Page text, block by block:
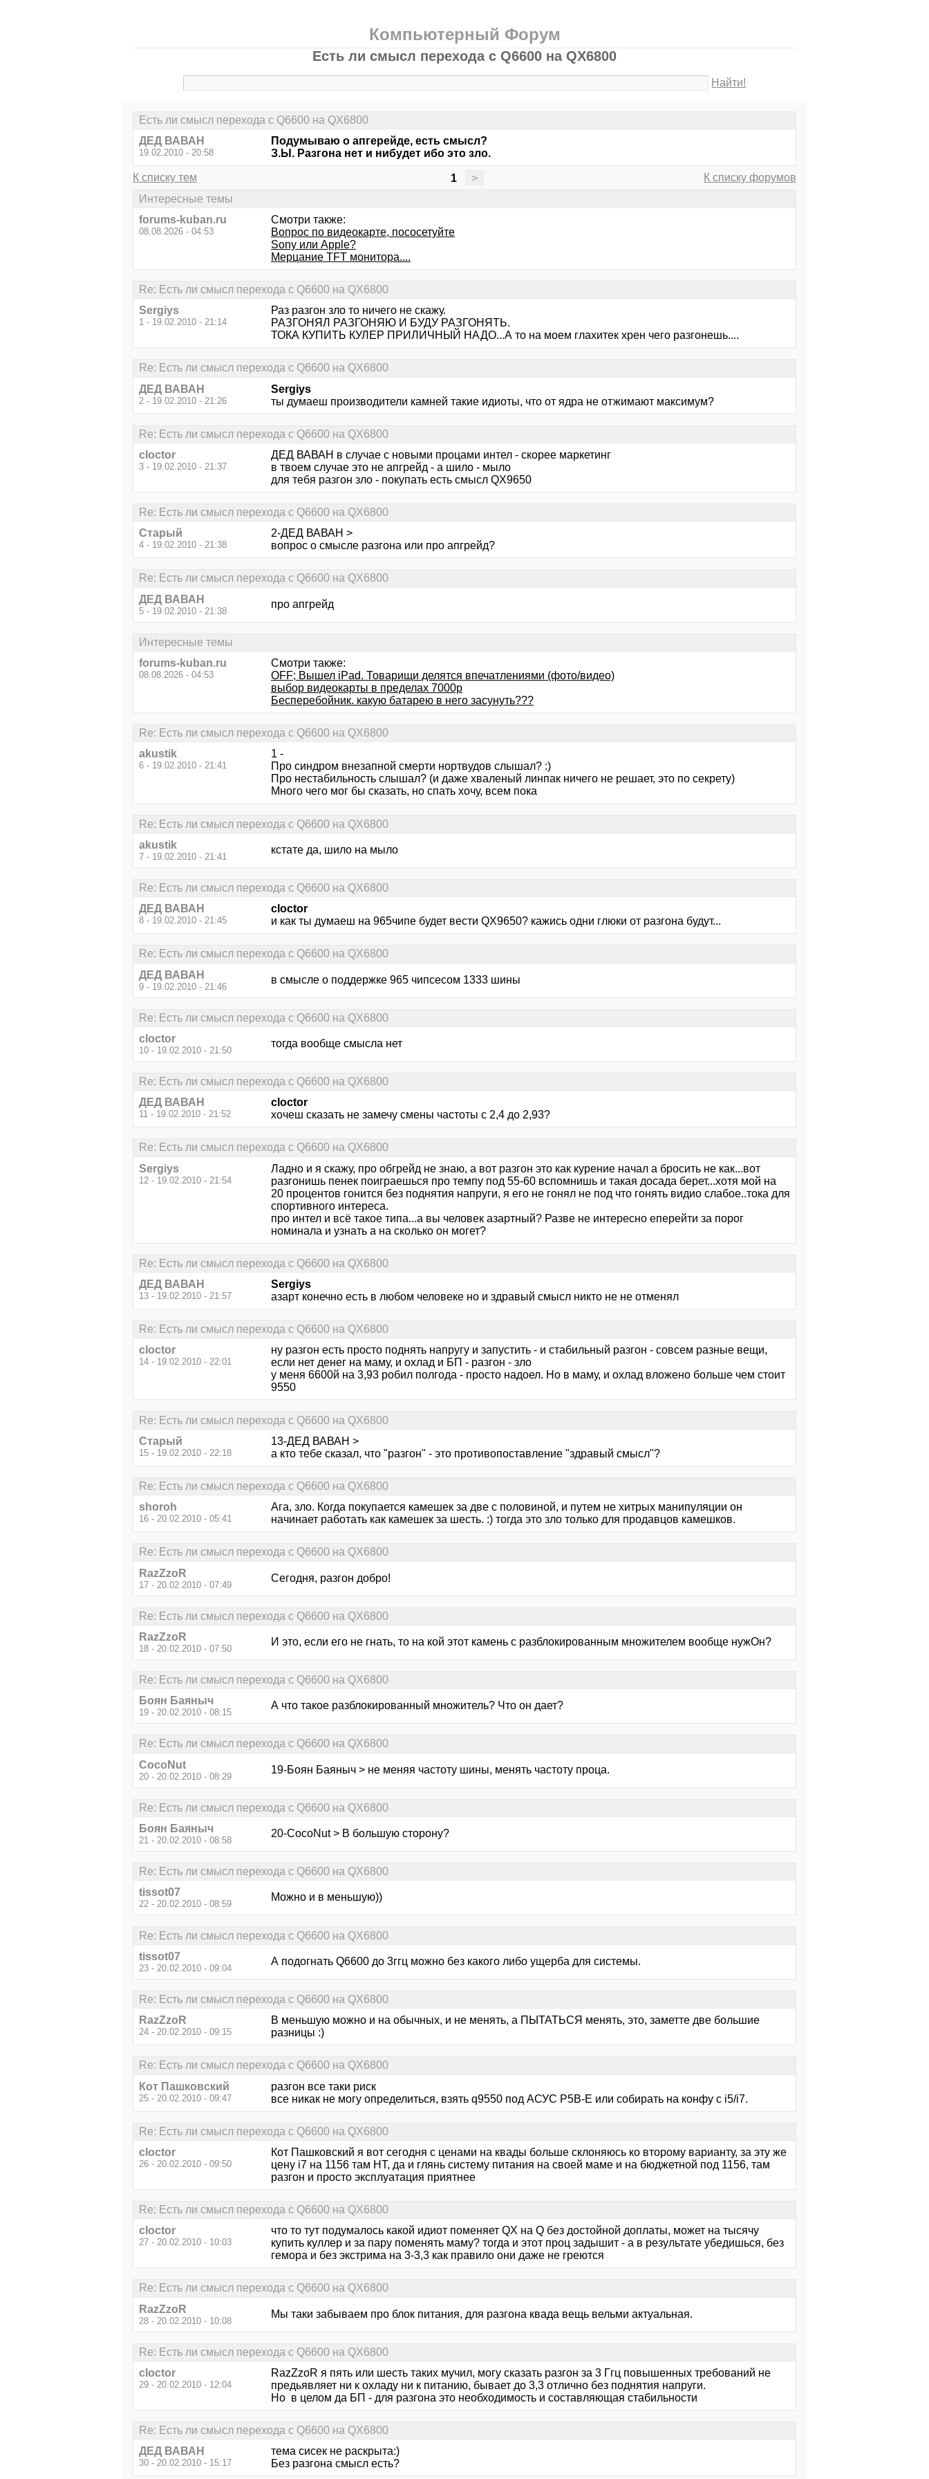
Компьютерный Форум
Есть ли смысл перехода с Q6600 на QX6800
Найти!
Есть ли смысл перехода с Q6600 на QX6800
ДЕД ВАВАН
19.02.2010 - 20:58
Подумываю о апгерейде, есть смысл?
З.Ы. Разгона нет и нибудет ибо это зло.
К списку тем 1 >
К списку форумов
Интересные темы
forums-kuban.ru
08.08.2026 - 04:53
Смотри также:
Вопрос по видеокарте, пососетуйте
Sony или Apple?
Мерцание TFT монитора....
Re: Есть ли смысл перехода с Q6600 на QX6800
Sergiys
1 - 19.02.2010 - 21:14
Раз разгон зло то ничего не скажу.
РАЗГОНЯЛ РАЗГОНЯЮ И БУДУ РАЗГОНЯТЬ.
ТОКА КУПИТЬ КУЛЕР ПРИЛИЧНЫЙ НАДО...А то на моем глахитек хрен чего разгонешь....
Re: Есть ли смысл перехода с Q6600 на QX6800
ДЕД ВАВАН
2 - 19.02.2010 - 21:26
Sergiys
ты думаеш производители камней такие идиоты, что от ядра не отжимают максимум?
Re: Есть ли смысл перехода с Q6600 на QX6800
cloctor
3 - 19.02.2010 - 21:37
ДЕД ВАВАН в случае с новыми процами интел - скорее маркетинг
в твоем случае это не апгрейд - а шило - мыло
для тебя разгон зло - покупать есть смысл QX9650
Re: Есть ли смысл перехода с Q6600 на QX6800
Старый
4 - 19.02.2010 - 21:38
2-ДЕД ВАВАН >
вопрос о смысле разгона или про апгрейд?
Re: Есть ли смысл перехода с Q6600 на QX6800
ДЕД ВАВАН
5 - 19.02.2010 - 21:38
про апгрейд
Интересные темы
forums-kuban.ru
08.08.2026 - 04:53
Смотри также:
OFF; Вышел iPad. Товарищи делятся впечатлениями (фото/видео)
выбор видеокарты в пределах 7000р
Бесперебойник. какую батарею в него засунуть???
Re: Есть ли смысл перехода с Q6600 на QX6800
akustik
6 - 19.02.2010 - 21:41
1 -
Про синдром внезапной смерти нортвудов слышал? :)
Про нестабильность слышал? (и даже хваленый линпак ничего не решает, это по секрету)
Много чего мог бы сказать, но спать хочу, всем пока
Re: Есть ли смысл перехода с Q6600 на QX6800
akustik
7 - 19.02.2010 - 21:41
кстате да, шило на мыло
Re: Есть ли смысл перехода с Q6600 на QX6800
ДЕД ВАВАН
8 - 19.02.2010 - 21:45
cloctor
и как ты думаеш на 965чипе будет вести QX9650? кажись одни глюки от разгона будут...
Re: Есть ли смысл перехода с Q6600 на QX6800
ДЕД ВАВАН
9 - 19.02.2010 - 21:46
в смысле о поддержке 965 чипсесом 1333 шины
Re: Есть ли смысл перехода с Q6600 на QX6800
cloctor
10 - 19.02.2010 - 21:50
тогда вообще смысла нет
Re: Есть ли смысл перехода с Q6600 на QX6800
ДЕД ВАВАН
11 - 19.02.2010 - 21:52
cloctor
хочеш сказать не замечу смены частоты с 2,4 до 2,93?
Re: Есть ли смысл перехода с Q6600 на QX6800
Sergiys
12 - 19.02.2010 - 21:54
Ладно и я скажу, про обгрейд не знаю, а вот разгон это как курение начал а бросить не как...вот
разгонишь пенек поиграешься про темпу под 55-60 вспомнишь и такая досада берет...хотя мой на
20 процентов гонится без поднятия напруги, я его не гонял не под что гонять видио слабое..тока для
спортивного интереса.
про интел и всё такое типа...а вы человек азартный? Разве не интересно еперейти за порог
номинала и узнать а на сколько он могет?
Re: Есть ли смысл перехода с Q6600 на QX6800
ДЕД ВАВАН
13 - 19.02.2010 - 21:57
Sergiys
азарт конечно есть в любом человеке но и здравый смысл никто не не отменял
Re: Есть ли смысл перехода с Q6600 на QX6800
cloctor
14 - 19.02.2010 - 22:01
ну разгон есть просто поднять напругу и запустить - и стабильный разгон - совсем разные вещи,
если нет денег на маму, и охлад и БП - разгон - зло
у меня 6600й на 3,93 робил полгода - просто надоел. Но в маму, и охлад вложено больше чем стоит
9550
Re: Есть ли смысл перехода с Q6600 на QX6800
Старый
15 - 19.02.2010 - 22:18
13-ДЕД ВАВАН >
а кто тебе сказал, что "разгон" - это противопоставление "здравый смысл"?
Re: Есть ли смысл перехода с Q6600 на QX6800
shoroh
16 - 20.02.2010 - 05:41
Ага, зло. Когда покупается камешек за две с половиной, и путем не хитрых манипуляции он
начинает работать как камешек за шесть. :) тогда это зло только для продавцов камешков.
Re: Есть ли смысл перехода с Q6600 на QX6800
RazZzoR
17 - 20.02.2010 - 07:49
Сегодня, разгон добро!
Re: Есть ли смысл перехода с Q6600 на QX6800
RazZzoR
18 - 20.02.2010 - 07:50
И это, если его не гнать, то на кой этот камень с разблокированным множителем вообще нужОн?
Re: Есть ли смысл перехода с Q6600 на QX6800
Боян Баяныч
19 - 20.02.2010 - 08:15
А что такое разблокированный множитель? Что он дает?
Re: Есть ли смысл перехода с Q6600 на QX6800
CocoNut
20 - 20.02.2010 - 08:29
19-Боян Баяныч > не меняя частоту шины, менять частоту проца.
Re: Есть ли смысл перехода с Q6600 на QX6800
Боян Баяныч
21 - 20.02.2010 - 08:58
20-CocoNut > В большую сторону?
Re: Есть ли смысл перехода с Q6600 на QX6800
tissot07
22 - 20.02.2010 - 08:59
Можно и в меньшую))
Re: Есть ли смысл перехода с Q6600 на QX6800
tissot07
23 - 20.02.2010 - 09:04
А подогнать Q6600 до 3ггц можно без какого либо ущерба для системы.
Re: Есть ли смысл перехода с Q6600 на QX6800
RazZzoR
24 - 20.02.2010 - 09:15
В меньшую можно и на обычных, и не менять, а ПЫТАТЬСЯ менять, это, заметте две большие
разницы :)
Re: Есть ли смысл перехода с Q6600 на QX6800
Кот Пашковский
25 - 20.02.2010 - 09:47
разгон все таки риск
все никак не могу определиться, взять q9550 под АСУС Р5В-Е или собирать на конфу с i5/i7.
Re: Есть ли смысл перехода с Q6600 на QX6800
cloctor
26 - 20.02.2010 - 09:50
Кот Пашковский я вот сегодня с ценами на квады больше склоняюсь ко второму варианту, за эту же
цену i7 на 1156 там НТ, да и глянь систему питания на своей маме и на бюджетной под 1156, там
разгон и просто эксплуатация приятнее
Re: Есть ли смысл перехода с Q6600 на QX6800
cloctor
27 - 20.02.2010 - 10:03
что то тут подумалось какой идиот поменяет QX на Q без достойной доплаты, может на тысячу
купить куллер и за пару поменять маму? тогда и этот проц задышит - а в результате убедишься, без
гемора и без экстрима на 3-3,3 как правило они даже не греются
Re: Есть ли смысл перехода с Q6600 на QX6800
RazZzoR
28 - 20.02.2010 - 10:08
Мы таки забываем про блок питания, для разгона квада вещь вельми актуальная.
Re: Есть ли смысл перехода с Q6600 на QX6800
cloctor
29 - 20.02.2010 - 12:04
RazZzoR я пять или шесть таких мучил, могу сказать разгон за 3 Ггц повышенных требований не
предьявляет ни к охладу ни к питанию, бывает до 3,3 отлично без поднятия напруги.
Но в целом да БП - для разгона это необходимость и составляющая стабильности
Re: Есть ли смысл перехода с Q6600 на QX6800
ДЕД ВАВАН
30 - 20.02.2010 - 15:17
тема сисек не раскрыта:)
Без разгона смысл есть?